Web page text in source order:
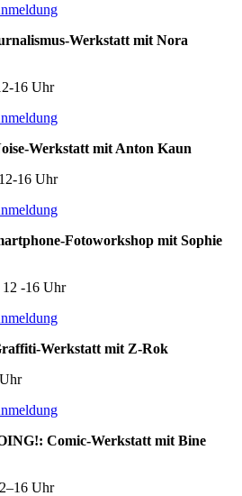
Werkstatt mit Nora
16 Uhr
Werkstatt mit Anton Kaun
12-16 Uhr
Fotoworkshop mit Sophie
-16 Uhr
Werkstatt mit Z-Rok
Comic-Werkstatt mit Bine
–16 Uhr